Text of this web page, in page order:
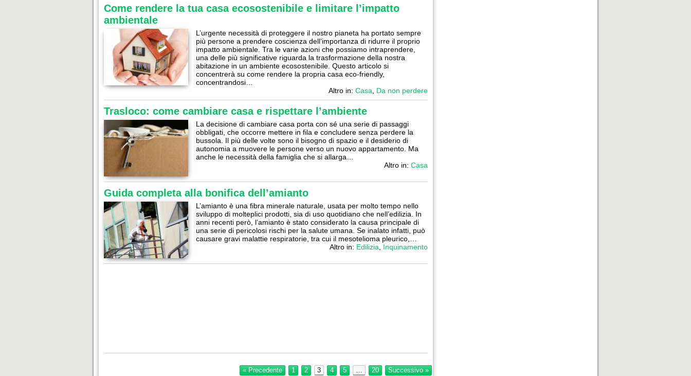
Come rendere la tua casa ecosostenibile e limitare l’impatto
ambientale
L’urgente necessità di proteggere il nostro pianeta ha portato sempre
più persone a prendere coscienza dell’importanza di ridurre il proprio
impatto ambientale. Tra le varie azioni che possiamo intraprendere,
una delle più significative riguarda la trasformazione della nostra
abitazione in un ambiente ecosostenibile. Questo articolo si
concentrerà su come rendere la propria casa eco-friendly,
concentrandosi…
Altro in: Casa Da non perdere
Trasloco: come cambiare casa e rispettare l’ambiente
La decisione di cambiare casa porta con sé una serie di passaggi
obbligati, che occorre mettere in fila e concludere senza perdere la
bussola. Il più delle volte sono il bisogno di spazio e il desiderio di
autonomia a muovere le persone verso un nuovo appartamento. Ma
anche le necessità della famiglia che si allarga…
Altro in: Casa
Guida completa alla bonifica dell’amianto
L’amianto è una fibra minerale naturale, usata per molto tempo nello
sviluppo di molteplici prodotti, sia di uso quotidiano che nell’edilizia. In
anni recenti però, l’amianto è stato considerato la causa principale di
una serie di pericolosi rischi per la salute umana. Se inalato infatti, può
causare gravi malattie respiratorie, tra cui il mesotelioma pleurico,…
Altro in: Edilizia Inquinamento
« Precedente 1 2 3 4 5 … 20 Successivo »